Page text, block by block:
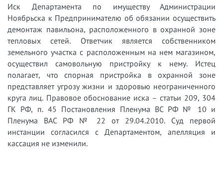
Иск Департамента по имуществу Администрации
Ноябрьска к Предпринимателю об обязании осуществить
демонтаж павильона, расположенного в охранной зоне
тепловых сетей. Ответчик является собственником
земельного участка с расположенным на нем магазином,
осуществил самовольную пристройку к нему. Истец
полагает, что спорная пристройка в охранной зоне
представляет угрозу жизни и здоровью неограниченного
круга лиц. Правовое обоснование иска – статьи 209, 304
ГК РФ, п. 45 Постановления Пленума ВС РФ № 10 и
Пленума ВАС РФ № 22 от 29.04.2010. Суд первой
инстанции согласился с Департаментом, апелляция и
кассация не изменили.